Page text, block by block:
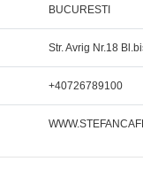
BUCURESTI
Str. Avrig Nr.18
+40726789100